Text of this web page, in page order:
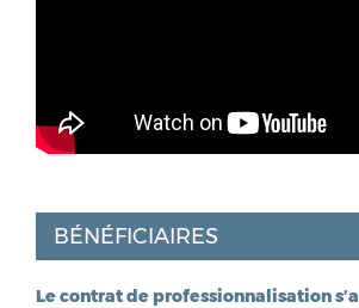
BÉNÉFICIAIRES
Le contrat de professionnalisation